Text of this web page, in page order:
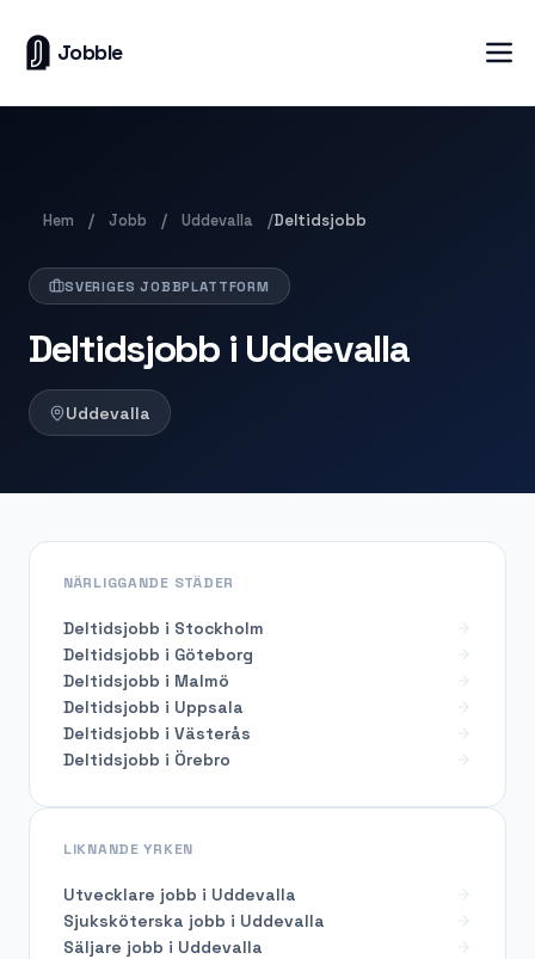
Jobble
Hem / Jobb / Uddevalla /Deltidsjobb
SVERIGES JOBBPLATTFORM
Deltidsjobb i Uddevalla
Uddevalla
NÄRLIGGANDE STÄDER
Deltidsjobb i Stockholm
Deltidsjobb i Göteborg
Deltidsjobb i Malmö
Deltidsjobb i Uppsala
Deltidsjobb i Västerås
Deltidsjobb i Örebro
LIKNANDE YRKEN
Utvecklare jobb i Uddevalla
Sjuksköterska jobb i Uddevalla
Säljare jobb i Uddevalla